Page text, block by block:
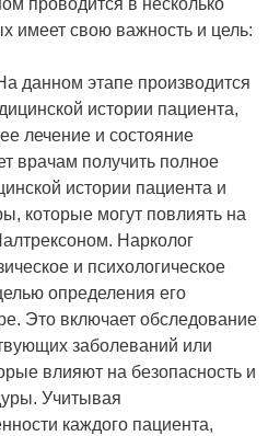
проводится в несколько
имеет свою важность и цель:
данном этапе производится
истории пациента,
лечение и состояние
врачам получить полное
истории пациента и
которые могут повлиять на
Нарколог
и психологическое
определения его
Это включает обследование
заболеваний или
влияют на безопасность и
Учитывая
каждого пациента,